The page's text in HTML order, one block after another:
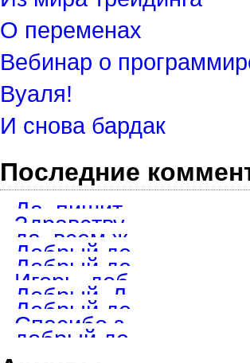
О переменах
Вебинар о
Вуаля!
И снова бардак
Последние